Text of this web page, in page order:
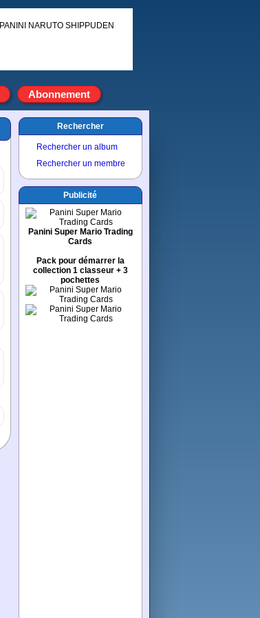
Abonnement
Rechercher
Rechercher un album
Rechercher un membre
Publicité
Panini Super Mario Trading
Cards
Pack pour démarrer la
collection 1 classeur + 3
pochettes